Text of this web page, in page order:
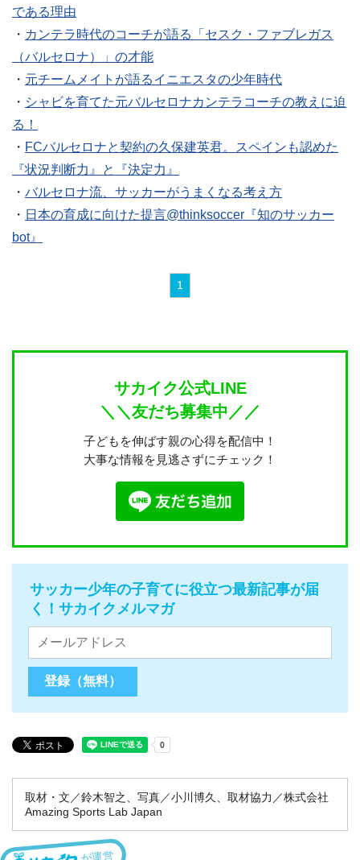
である理由
・ カンテラ時代のコーチが語る「セスク・ファブレガス
（バルセロナ）」の才能
・ 元チームメイトが語るイニエスタの少年時代
・ シャビを育てた元バルセロナカンテラコーチの教えに迫
る！
・ FCバルセロナと契約の久保建英君。スペインも認めた
『状況判断力』と『決定力』
・ バルセロナ流、サッカーがうまくなる考え方
・ 日本の育成に向けた提言@thinksoccer『知のサッカー
bot』
1
サカイク公式LINE
＼＼友だち募集中／／
子どもを伸ばす親の心得を配信中！
大事な情報を見逃さずにチェック！
サッカー少年の子育てに役立つ最新記事が届
く！サカイクメルマガ
取材・文／鈴木智之、写真／小川博久、取材協力／株式会社
Amazing Sports Lab Japan